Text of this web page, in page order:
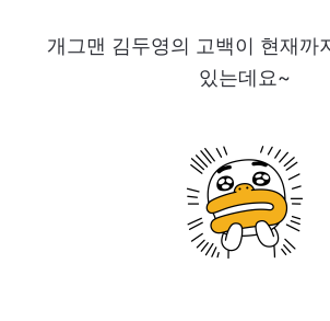
개그맨 김두영의 고백이 현재까
있는데요~